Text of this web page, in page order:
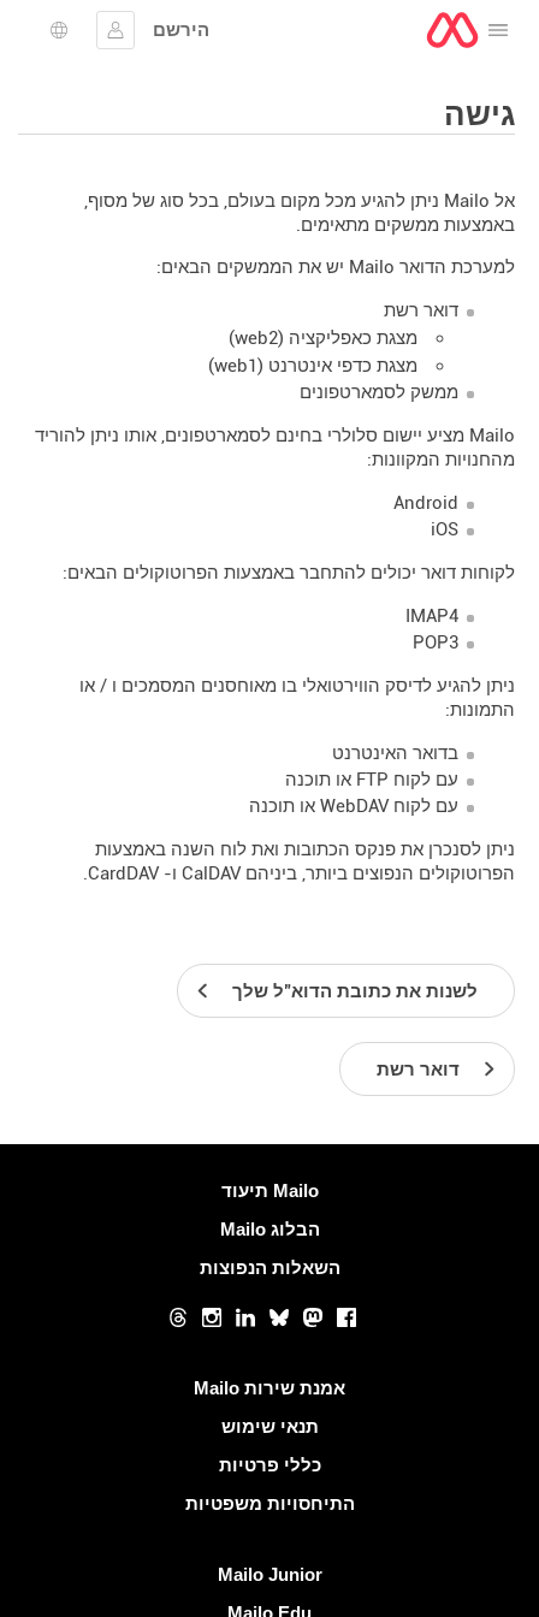
לפתוח את התפריט
הירשם
להתחבר
גישה
אל Mailo ניתן להגיע מכל מקום בעולם, בכל סוג של מסוף,
באמצעות ממשקים מתאימים.
למערכת הדואר Mailo יש את הממשקים הבאים:
דואר רשת
מצגת כאפליקציה (web2)
מצגת כדפי אינטרנט (web1)
ממשק לסמארטפונים
Mailo מציע יישום סלולרי בחינם לסמארטפונים, אותו ניתן להוריד
מהחנויות המקוונות:
Android
iOS
לקוחות דואר יכולים להתחבר באמצעות הפרוטוקולים הבאים:
IMAP4
POP3
ניתן להגיע לדיסק הווירטואלי בו מאוחסנים המסמכים ו / או
התמונות:
בדואר האינטרנט
עם לקוח FTP או תוכנה
עם לקוח WebDAV או תוכנה
ניתן לסנכרן את פנקס הכתובות ואת לוח השנה באמצעות
הפרוטוקולים הנפוצים ביותר, ביניהם CalDAV ו- CardDAV.
לשנות את כתובת הדוא"ל שלך
דואר רשת
Mailo תיעוד
הבלוג Mailo
השאלות הנפוצות
Facebook
Mastodon
Bluesky
LinkedIn
Instagram
Threads
אמנת שירות Mailo
תנאי שימוש
כללי פרטיות
התיחסויות משפטיות
Mailo Junior
Mailo Edu